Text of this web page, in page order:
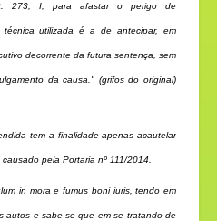
273, I, para afastar o perigo de
técnica utilizada é a de antecipar, em
decorrente da futura sentença, sem
da causa." (grifos do original)
tem a finalidade apenas acautelar
pela Portaria nº 111/2014.
in mora e fumus boni iuris, tendo em
autos e sabe-se que em se tratando de